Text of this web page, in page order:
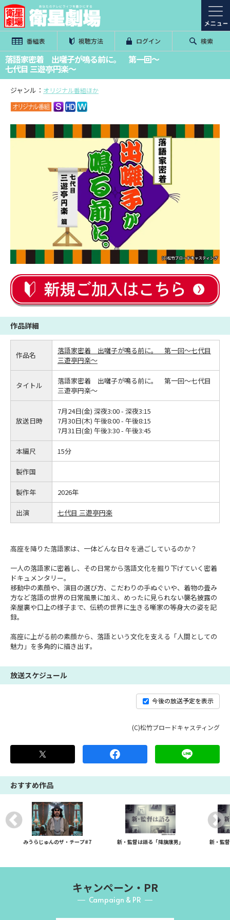
番組表 視聴方法 ログイン 検索
落語家密着 出囃子が鳴る前に。 第一回～
七代目 三遊亭円楽～
ジャンル： オリジナル番組ほか
作品詳細
作品名
落語家密着 出囃子が鳴る前に。 第一回～七代目
三遊亭円楽～
タイトル
落語家密着 出囃子が鳴る前に。 第一回～七代目
三遊亭円楽～
放送日時
7月24日(金) 深夜3:00 - 深夜3:15
7月30日(木) 午後8:00 - 午後8:15
7月31日(金) 午後3:30 - 午後3:45
本編尺 15分
製作国
製作年 2026年
出演 七代目 三遊亭円楽
高座を降りた落語家は、一体どんな日々を過ごしているのか？
一人の落語家に密着し、その日常から落語文化を掘り下げていく密着
ドキュメンタリー。
移動中の素顔や、演目の選び方、こだわりの手ぬぐいや、着物の畳み
方など落語の世界の日常風景に加え、めったに見られない襲名披露の
楽屋裏や口上の様子まで、伝統の世界に生きる噺家の等身大の姿を記
録。
高座に上がる前の素顔から、落語という文化を支える「人間としての
魅力」を多角的に描き出す。
放送スケジュール
今後の放送予定を表示
(C)松竹ブロードキャスティング
おすすめ作品
みうらじゅんのザ・チープ#7 新・監督は語る「降旗康男」 新・監
キャンペーン・PR
Campaign & PR